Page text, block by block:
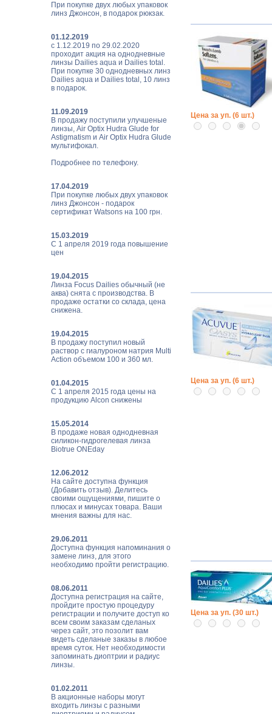
При покупке двух любых упаковок
линз Джонсон, в подарок рюкзак.
01.12.2019
с 1.12.2019 по 29.02.2020
проходит акция на однодневные
линзы Dailies aqua и Dailies total.
При покупке 30 однодневных линз
Dailies aqua и Dailies total, 10 линз
в подарок.
11.09.2019
В продажу поступили улучшеные
линзы, Air Optix Hudra Glude for
Astigmatism и Air Optix Hudra Glude
мультифокал.
Подробнее по телефону.
17.04.2019
При покупке любых двух упаковок
линз Джонсон - подарок
сертификат Watsons на 100 грн.
15.03.2019
С 1 апреля 2019 года повышение
цен
19.04.2015
Линза Focus Dailies обычный (не
аква) снята с производства. В
продаже остатки со склада, цена
снижена.
19.04.2015
В продажу поступил новый
раствор с гиалуроном натрия Multi
Action объемом 100 и 360 мл.
01.04.2015
С 1 апреля 2015 года цены на
продукцию Alcon снижены
15.05.2014
В продаже новая однодневная
силикон-гидрогелевая линза
Biotrue ONEday
12.06.2012
На сайте доступна функция
(Добавить отзыв). Делитесь
своими ощущениями, пишите о
плюсах и минусах товара. Ваши
мнения важны для нас.
29.06.2011
Доступна функция напоминания о
замене линз, для этого
необходимо пройти регистрацию.
08.06.2011
Доступна регистрация на сайте,
пройдите простую процедуру
регистрации и получите доступ ко
всем своим заказам сделаных
через сайт, это позолит вам
видеть сделаные заказы в любое
время суток. Нет необходимости
запоминать диоптрии и радиус
линзы.
01.02.2011
В акционные наборы могут
входить линзы с разными
Цена за уп. (6 шт.)
Цена за уп. (6 шт.)
Цена за уп. (30 шт.)